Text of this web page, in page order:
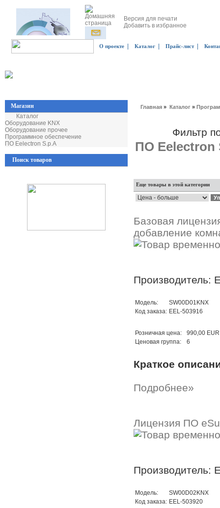
Версия для печати
Добавить в избранное
О проекте Каталог Прайс-лист|
Магазин
Каталог
Оборудование KNX
Оборудование прочее
Программное обеспечение
ПО Eelectron S.p.A
Поиск товаров
Главная » Каталог »
Фильтр
ПО Eelectron
Еще товары в этой категории
Базовая
добавление
Производитель:
Модель:
SW00D01KNX
Код заказа: EEL-503916
Розничная цена:
990,00 EUR
Ценовая группа:
6
Краткое
Подробнее»
Лицензия ПО
Производитель:
Модель:
SW00D02KNX
Код заказа: EEL-503920